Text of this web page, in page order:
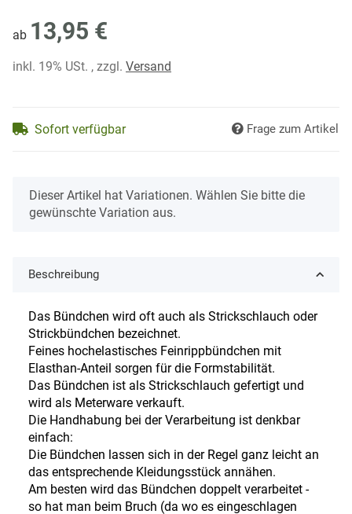
ab 13,95 €
inkl. 19% USt. , zzgl. Versand
Sofort verfügbar Frage zum Artikel
x
Dieser Artikel hat Variationen. Wählen Sie bitte die
gewünschte Variation aus.
Beschreibung
Das Bündchen wird oft auch als Strickschlauch oder
Strickbündchen bezeichnet.
Feines hochelastisches Feinrippbündchen mit
Elasthan-Anteil sorgen für die Formstabilität.
Das Bündchen ist als Strickschlauch gefertigt und
wird als Meterware verkauft.
Die Handhabung bei der Verarbeitung ist denkbar
einfach:
Die Bündchen lassen sich in der Regel ganz leicht an
das entsprechende Kleidungsstück annähen.
Am besten wird das Bündchen doppelt verarbeitet -
so hat man beim Bruch (da wo es eingeschlagen